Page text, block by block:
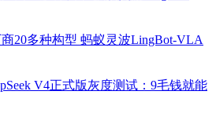
20多种构型 蚂蚁灵波LingBot-VLA